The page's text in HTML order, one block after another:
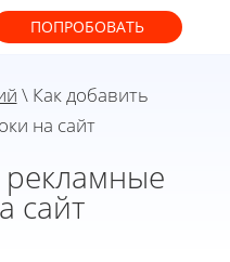
ПОПРОБОВАТЬ
\ Как добавить
на сайт
рекламные
сайт